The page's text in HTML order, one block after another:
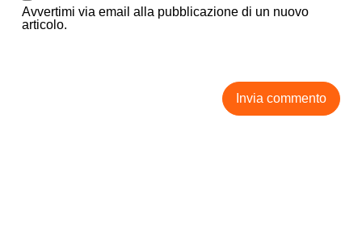
Avvertimi via email alla pubblicazione di un nuovo
articolo.